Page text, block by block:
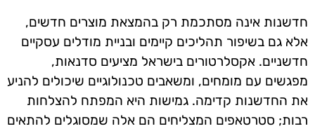
חדשנות אינה מסתכמת רק בהמצאת מוצרים חדשים,
אלא גם בשיפור תהליכים קיימים ובניית מודלים עסקיים
חדשניים. אקסלרטורים בישראל מציעים סדנאות,
מפגשים עם מומחים, ומשאבים טכנולוגיים שיכולים להניע
את החדשנות קדימה. גמישות היא המפתח להצלחות
רבות; סטרטאפים המצליחים הם אלה שמסוגלים להתאים